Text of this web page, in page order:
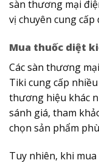
sàn thương mại
vị chuyên cung
Mua thuốc diệt
Các sàn thương
Tiki cung cấp
thương hiệu khác
sánh giá, tham
chọn sản phẩm
Tuy nhiên, khi